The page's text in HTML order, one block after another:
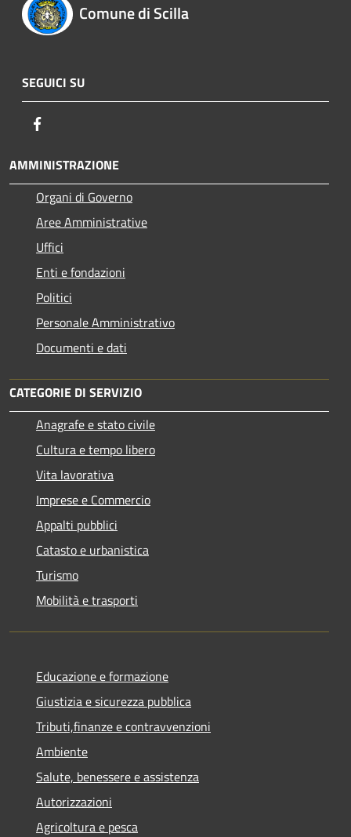
Comune di Scilla
SEGUICI SU
AMMINISTRAZIONE
Organi di Governo
Aree Amministrative
Uffici
Enti e fondazioni
Politici
Personale Amministrativo
Documenti e dati
CATEGORIE DI SERVIZIO
Anagrafe e stato civile
Cultura e tempo libero
Vita lavorativa
Imprese e Commercio
Appalti pubblici
Catasto e urbanistica
Turismo
Mobilità e trasporti
Educazione e formazione
Giustizia e sicurezza pubblica
Tributi,finanze e contravvenzioni
Ambiente
Salute, benessere e assistenza
Autorizzazioni
Agricoltura e pesca